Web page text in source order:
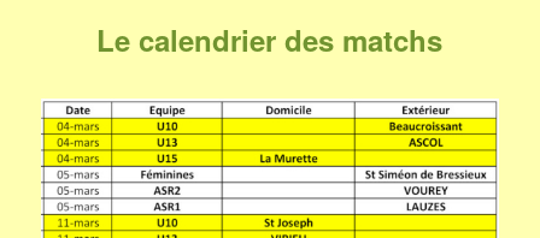
Le calendrier des matchs